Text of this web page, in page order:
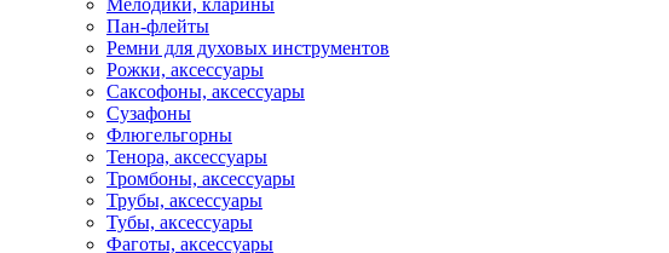
Мелодики, кларины
Пан-флейты
Ремни для духовых инструментов
Рожки, аксессуары
Саксофоны, аксессуары
Сузафоны
Флюгельгорны
Тенора, аксессуары
Тромбоны, аксессуары
Трубы, аксессуары
Тубы, аксессуары
Фаготы, аксессуары